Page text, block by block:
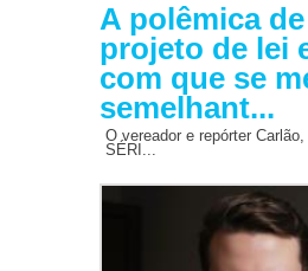
A polêmica
projeto de lei
com que se
semelhant...
O vereador e repórter
SÉRI...